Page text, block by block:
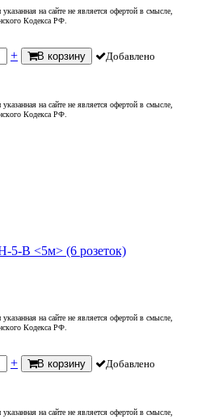
на сайте не является офертой в смысле,
Кодекса РФ.
+ В корзину Добавлено
на сайте не является офертой в смысле,
Кодекса РФ.
5-B <5м> (6 розеток)
на сайте не является офертой в смысле,
Кодекса РФ.
+ В корзину Добавлено
на сайте не является офертой в смысле,